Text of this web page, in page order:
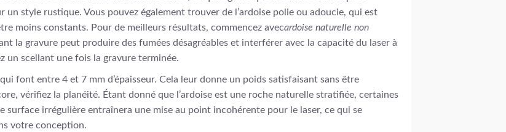
un style rustique. Vous pouvez également trouver de l’ardoise polie ou adoucie, qui est
moins constants. Pour de meilleurs résultats, commencez avecardoise naturelle non
la gravure peut produire des fumées désagréables et interférer avec la capacité du laser à
un scellant une fois la gravure terminée.
font entre 4 et 7 mm d’épaisseur. Cela leur donne un poids satisfaisant sans être
vérifiez la planéité. Étant donné que l’ardoise est une roche naturelle stratifiée, certaines
surface irrégulière entraînera une mise au point incohérente pour le laser, ce qui se
votre conception.